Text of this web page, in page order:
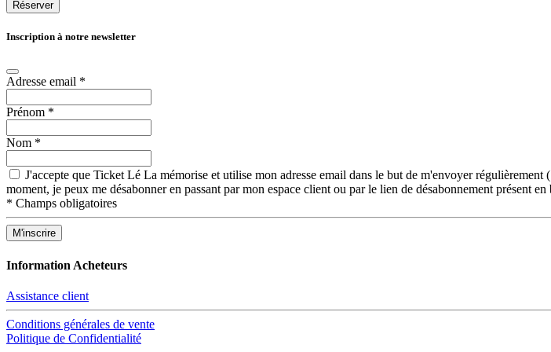
Réserver
Inscription à notre newsletter
Adresse email *
Prénom *
Nom *
J'accepte que Ticket Lé La mémorise et utilise mon adresse email dans le but de m'envoyer
moment, je peux me désabonner en passant par mon espace client ou par le lien de désabonnement présent
* Champs obligatoires
Information Acheteurs
Assistance client
Conditions générales de vente
Politique de Confidentialité